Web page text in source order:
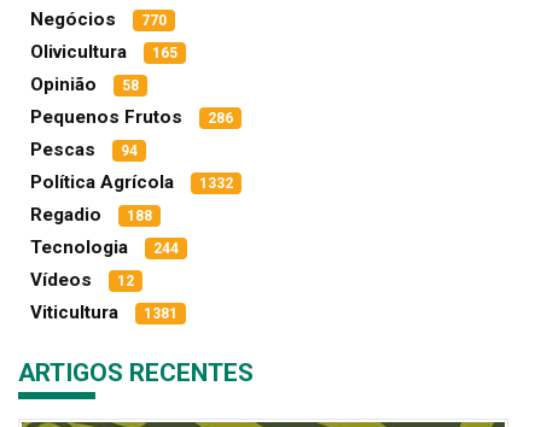
Negócios 770
Olivicultura 165
Opinião 58
Pequenos Frutos 286
Pescas 94
Política Agrícola 1332
Regadio 188
Tecnologia 244
Vídeos 12
Viticultura 1381
ARTIGOS RECENTES